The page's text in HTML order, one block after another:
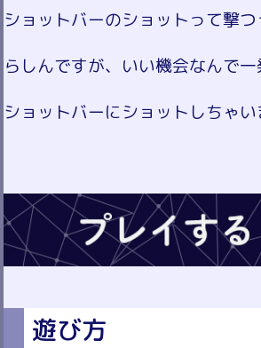
ショットバーのショットって撃
らしんですが、いい機会なんで
ショットバーにショットしちゃい
遊び方